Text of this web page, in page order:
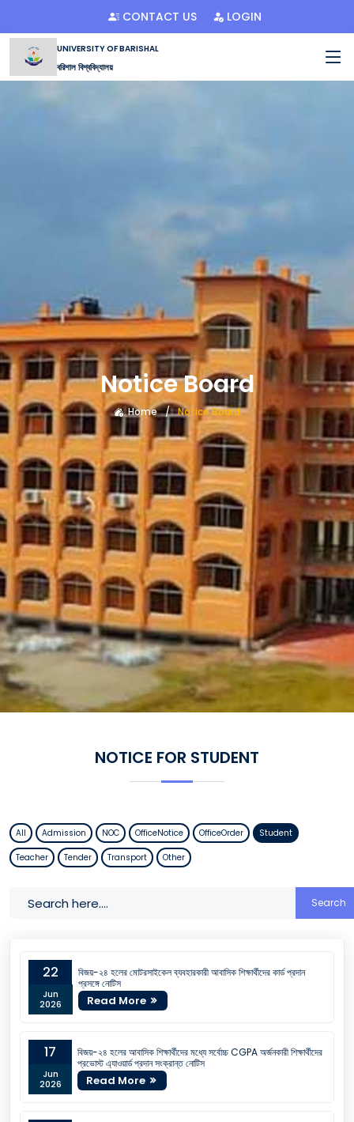
CONTACT US LOGIN
UNIVERSITY OF BARISHAL
বরিশাল বিশ্ববিদ্যালয়
Notice Board
Home Notice Board
NOTICE FOR STUDENT
All Admission NOC OfficeNotice OfficeOrder Student
Teacher Tender Transport Other
Search
22
Jun
2026
বিজয়-২৪ হলের মোটরসাইকেল ব্যবহারকারী আবাসিক শিক্ষার্থীদের কার্ড প্রদান
প্রসঙ্গে নোটিস
Read More
17
Jun
2026
বিজয়-২৪ হলের আবাসিক শিক্ষার্থীদের মধ্যে সর্বোচ্চ CGPA অর্জনকারী শিক্ষার্থীদের
প্রভোস্ট এ্যাওয়ার্ড প্রদান সংক্রান্ত নোটিস
Read More